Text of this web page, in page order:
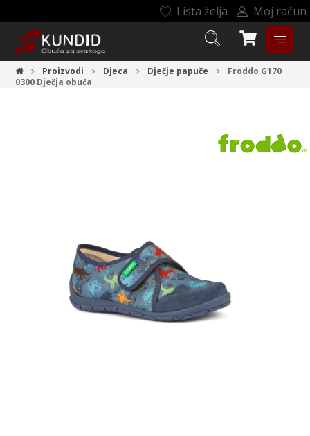
Lista želja Moj račun
Proizvodi Djeca Dječje papuče
Froddo G170
0300 Dječja obuća